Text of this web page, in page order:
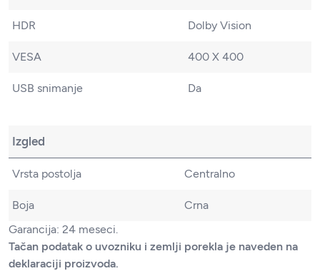
HDR Dolby Vision
VESA 400 X 400
USB snimanje Da
Izgled
Vrsta postolja Centralno
Boja
Crna
Garancija: 24 meseci.
Tačan podatak o uvozniku i zemlji porekla je naveden na
deklaraciji proizvoda.